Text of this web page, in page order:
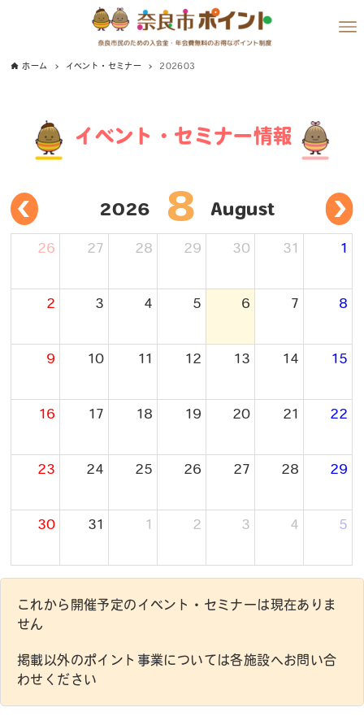
ホーム イベント・セミナー 202603
イベント・セミナー情報
2026 8 August
26 27 28 29 30 31 1
2 3 4 5 6 7 8
9 10 11 12 13 14 15
16 17 18 19 20 21 22
23 24 25 26 27 28 29
30 31 1 2 3 4 5
これから開催予定のイベント・セミナーは現在ありま
せん
掲載以外のポイント事業については各施設へお問い合
わせください